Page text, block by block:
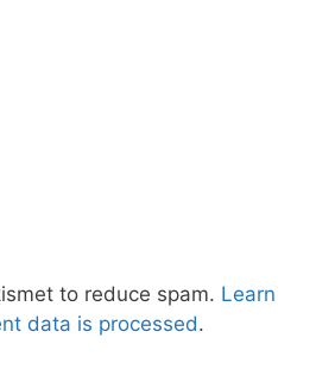
to reduce spam. Learn
data is processed.